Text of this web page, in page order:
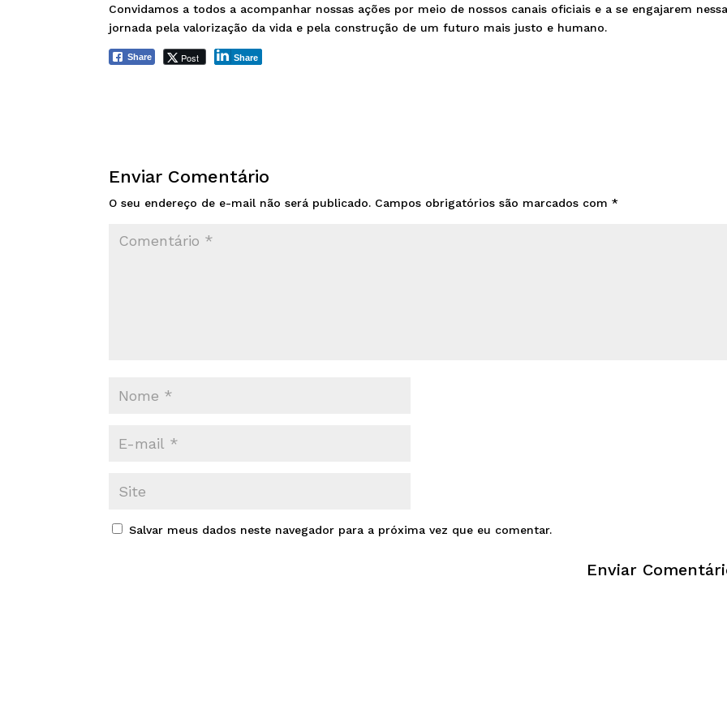
Convidamos a todos a acompanhar nossas ações por meio de nossos canais oficiais e a se engajarem
jornada pela valorização da vida e pela construção de um futuro mais justo e humano.
Share Post Share
Enviar Comentário
O seu endereço de e-mail não será publicado. Campos obrigatórios são marcados com*
Salvar meus dados neste navegador para a próxima vez que eu comentar.